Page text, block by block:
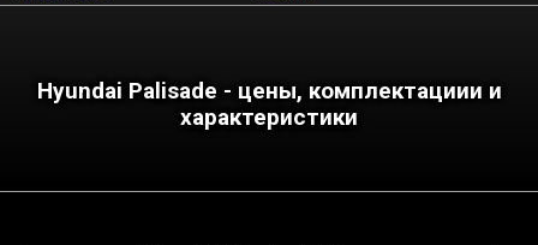
Hyundai Palisade - цены, комплектациии и
характеристики